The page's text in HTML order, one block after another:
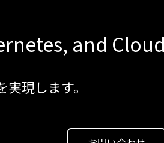
and Cloud
現します。